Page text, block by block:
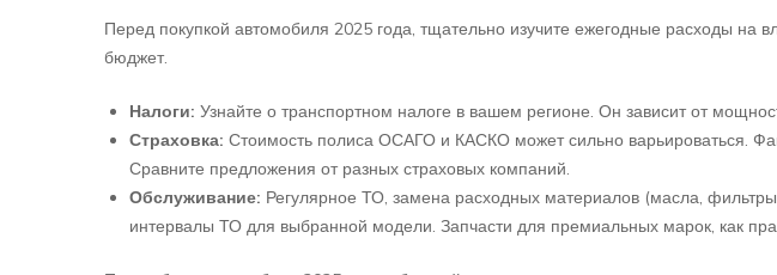
Перед покупкой автомобиля 2025 года, тщательно изучите ежегодные расходы
бюджет.
Налоги: Узнайте о транспортном налоге в вашем регионе. Он зависит от
Страховка: Стоимость полиса ОСАГО и КАСКО может сильно варьироваться.
Сравните предложения от разных страховых компаний.
Обслуживание: Регулярное ТО, замена расходных материалов (масла,
интервалы ТО для выбранной модели. Запчасти для премиальных марок, как